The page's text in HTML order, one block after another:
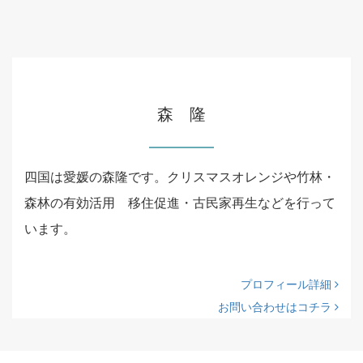
森 隆
四国は愛媛の森隆です。クリスマスオレンジや竹林・
森林の有効活用 移住促進・古民家再生などを行って
います。
プロフィール詳細
お問い合わせはコチラ